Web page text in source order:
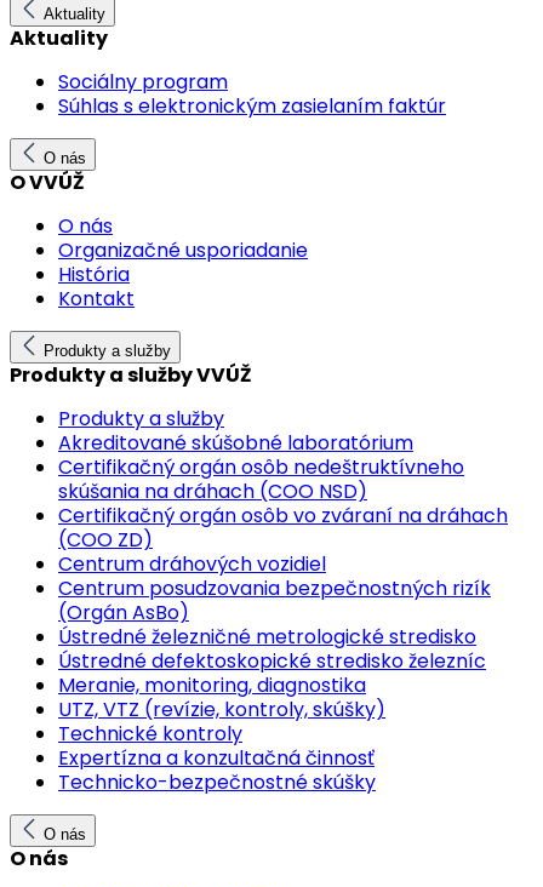
Aktuality
Aktuality
Sociálny program
Súhlas s elektronickým zasielaním faktúr
O nás
O VVÚŽ
O nás
Organizačné usporiadanie
História
Kontakt
Produkty a služby
Produkty a služby VVÚŽ
Produkty a služby
Akreditované skúšobné laboratórium
Certifikačný orgán osôb nedeštruktívneho
skúšania na dráhach (COO NSD)
Certifikačný orgán osôb vo zváraní na dráhach
(COO ZD)
Centrum dráhových vozidiel
Centrum posudzovania bezpečnostných rizík
(Orgán AsBo)
Ústredné železničné metrologické stredisko
Ústredné defektoskopické stredisko železníc
Meranie, monitoring, diagnostika
UTZ, VTZ (revízie, kontroly, skúšky)
Technické kontroly
Expertízna a konzultačná činnosť
Technicko-bezpečnostné skúšky
O nás
O nás